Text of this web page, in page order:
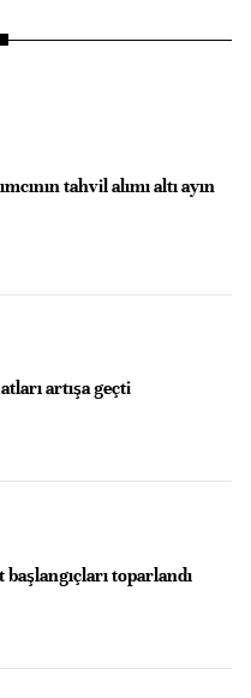
tahvil alımı altı ayın
artışa geçti
toparlandı